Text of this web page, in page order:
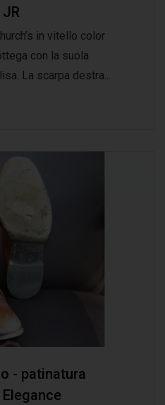
in vitello color
con la suola
La scarpa destra...
- patinatura